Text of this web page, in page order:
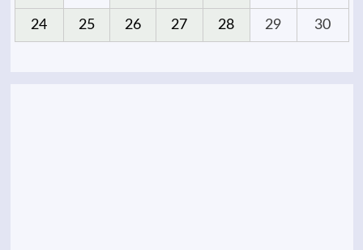
24 25 26 27 28 29 30